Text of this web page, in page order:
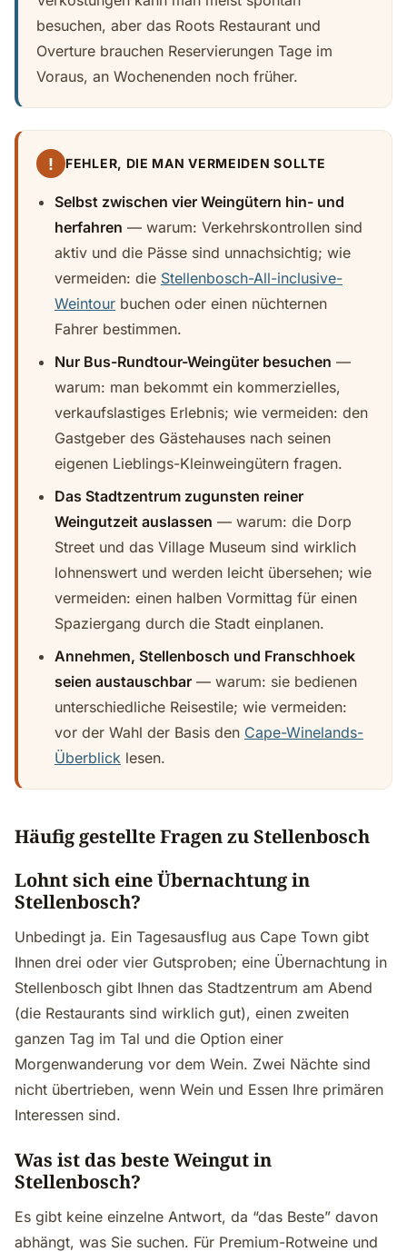
besuchen, aber das Roots Restaurant und
Overture brauchen Reservierungen Tage im
Voraus, an Wochenenden noch früher.
! FEHLER, DIE MAN VERMEIDEN SOLLTE
Selbst zwischen vier Weingütern hin- und
herfahren — warum: Verkehrskontrollen sind
aktiv und die Pässe sind unnachsichtig; wie
vermeiden: die Stellenbosch-All-inclusive-
Weintour buchen oder einen nüchternen
Fahrer bestimmen.
Nur Bus-Rundtour-Weingüter besuchen —
warum: man bekommt ein kommerzielles,
verkaufslastiges Erlebnis; wie vermeiden: den
Gastgeber des Gästehauses nach seinen
eigenen Lieblings-Kleinweingütern fragen.
Das Stadtzentrum zugunsten reiner
Weingutzeit auslassen — warum: die Dorp
Street und das Village Museum sind wirklich
lohnenswert und werden leicht übersehen; wie
vermeiden: einen halben Vormittag für einen
Spaziergang durch die Stadt einplanen.
Annehmen, Stellenbosch und Franschhoek
seien austauschbar — warum: sie bedienen
unterschiedliche Reisestile; wie vermeiden:
vor der Wahl der Basis den Cape-Winelands-
Überblick lesen.
Häufig gestellte Fragen zu Stellenbosch
Lohnt sich eine Übernachtung in
Stellenbosch?
Unbedingt ja. Ein Tagesausflug aus Cape Town gibt
Ihnen drei oder vier Gutsproben; eine Übernachtung in
Stellenbosch gibt Ihnen das Stadtzentrum am Abend
(die Restaurants sind wirklich gut), einen zweiten
ganzen Tag im Tal und die Option einer
Morgenwanderung vor dem Wein. Zwei Nächte sind
nicht übertrieben, wenn Wein und Essen Ihre primären
Interessen sind.
Was ist das beste Weingut in
Stellenbosch?
Es gibt keine einzelne Antwort, da “das Beste” davon
abhängt, was Sie suchen. Für Premium-Rotweine und